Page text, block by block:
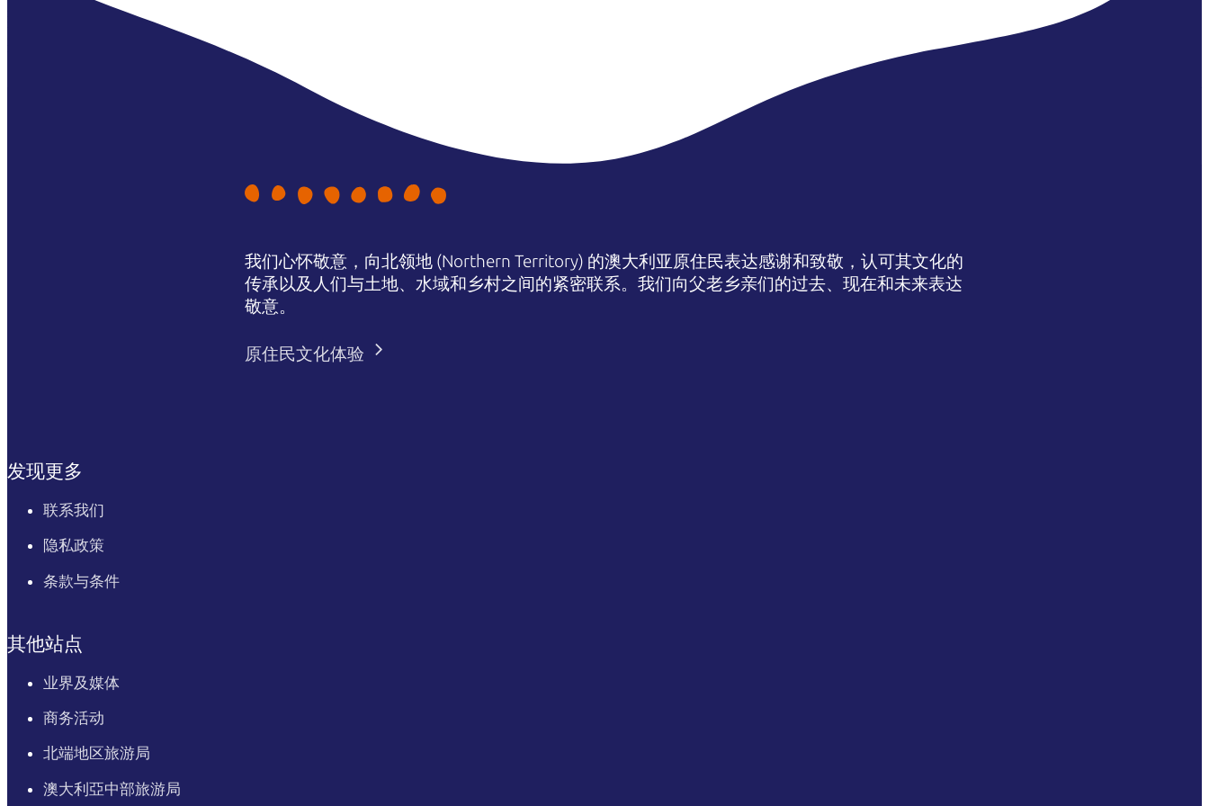
我们心怀敬意，向北领地 (Northern Territory) 的澳大利亚原住民表达感谢和致敬，认可其文化的
传承以及人们与土地、水域和乡村之间的紧密联系。我们向父老乡亲们的过去、现在和未来表达
敬意。
原住民文化体验
发现更多
联系我们
隐私政策
条款与条件
其他站点
业界及媒体
商务活动
北端地区旅游局
澳大利亞中部旅游局